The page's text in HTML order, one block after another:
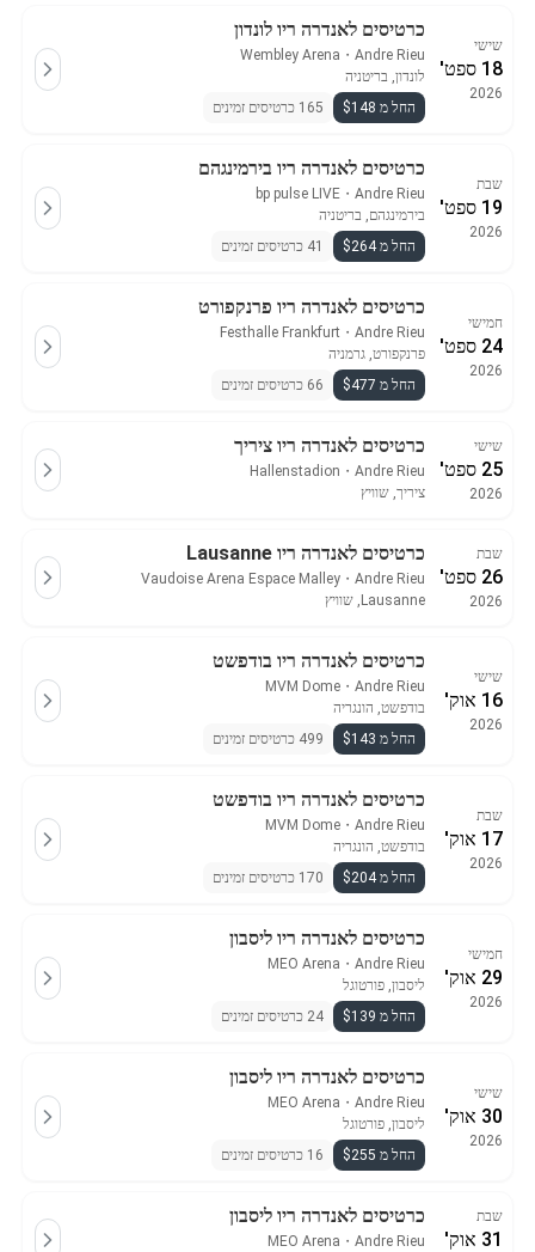
שישי
18 ספט'
2026
כרטיסים לאנדרה ריו לונדון
Andre Rieu
・
Wembley Arena
לונדון, בריטניה
החל מ $148
165 כרטיסים זמינים
שבת
19 ספט'
2026
כרטיסים לאנדרה ריו בירמינגהם
Andre Rieu
・
bp pulse LIVE
בירמינגהם, בריטניה
החל מ $264
41 כרטיסים זמינים
חמישי
24 ספט'
2026
כרטיסים לאנדרה ריו פרנקפורט
Andre Rieu
・
Festhalle Frankfurt
פרנקפורט, גרמניה
החל מ $477
66 כרטיסים זמינים
שישי
25 ספט'
2026
כרטיסים לאנדרה ריו ציריך
Andre Rieu
・
Hallenstadion
ציריך, שוויץ
שבת
26 ספט'
2026
כרטיסים לאנדרה ריו Lausanne
Andre Rieu
・
Vaudoise Arena Espace Malley
Lausanne, שוויץ
שישי
16 אוק'
2026
כרטיסים לאנדרה ריו בודפשט
Andre Rieu
・
MVM Dome
בודפשט, הונגריה
החל מ $143
499 כרטיסים זמינים
שבת
17 אוק'
2026
כרטיסים לאנדרה ריו בודפשט
Andre Rieu
・
MVM Dome
בודפשט, הונגריה
החל מ $204
170 כרטיסים זמינים
חמישי
29 אוק'
2026
כרטיסים לאנדרה ריו ליסבון
Andre Rieu
・
MEO Arena
ליסבון, פורטוגל
החל מ $139
24 כרטיסים זמינים
שישי
30 אוק'
2026
כרטיסים לאנדרה ריו ליסבון
Andre Rieu
・
MEO Arena
ליסבון, פורטוגל
החל מ $255
16 כרטיסים זמינים
שבת
31 אוק'
כרטיסים לאנדרה ריו ליסבון
Andre Rieu
・
MEO Arena